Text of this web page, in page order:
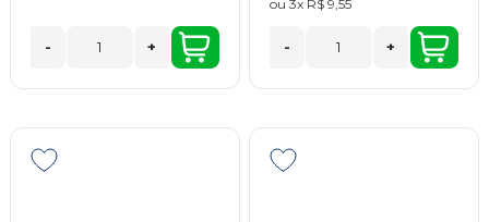
- +
ou 3x R$ 9,55
- +